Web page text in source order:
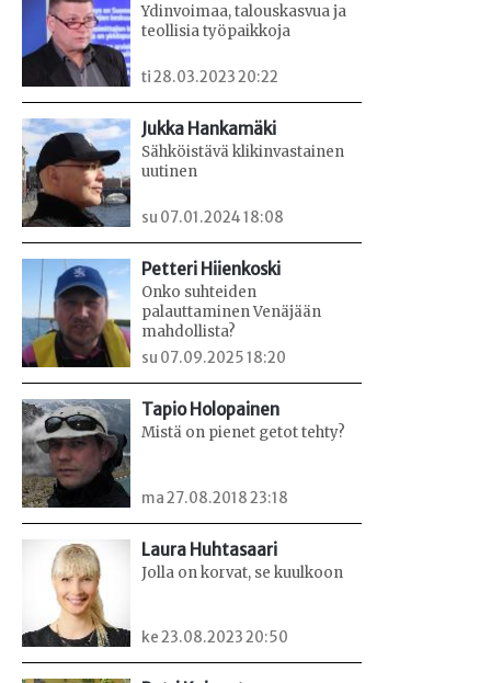
Ydinvoimaa, talouskasvua ja
teollisia työpaikkoja
ti 28.03.2023 20:22
Jukka Hankamäki
Sähköistävä klikinvastainen
uutinen
su 07.01.2024 18:08
Petteri Hiienkoski
Onko suhteiden
palauttaminen Venäjään
mahdollista?
su 07.09.2025 18:20
Tapio Holopainen
Mistä on pienet getot tehty?
ma 27.08.2018 23:18
Laura Huhtasaari
Jolla on korvat, se kuulkoon
ke 23.08.2023 20:50